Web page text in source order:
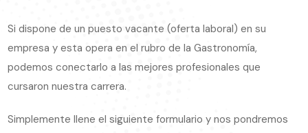
Si dispone de un puesto vacante (oferta laboral) en su
empresa y esta opera en el rubro de la Gastronomía,
podemos conectarlo a las mejores profesionales que
cursaron nuestra carrera.
Simplemente llene el siguiente formulario y nos pondremos